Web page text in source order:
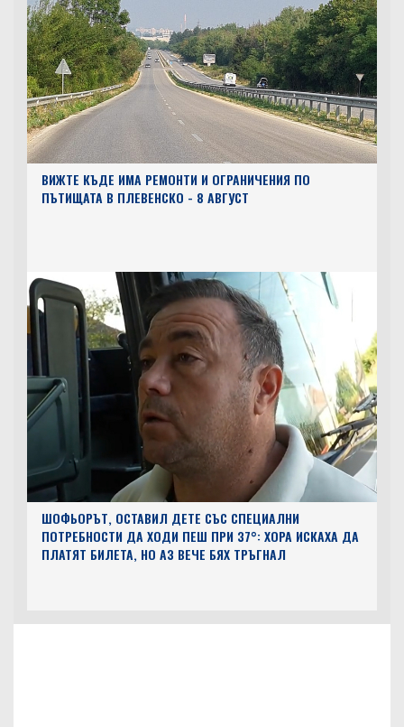
ВИЖТЕ КЪДЕ ИМА РЕМОНТИ И ОГРАНИЧЕНИЯ ПО
ПЪТИЩАТА В ПЛЕВЕНСКО - 8 АВГУСТ
ШОФЬОРЪТ, ОСТАВИЛ ДЕТЕ СЪС СПЕЦИАЛНИ
ПОТРЕБНОСТИ ДА ХОДИ ПЕШ ПРИ 37°: ХОРА ИСКАХА ДА
ПЛАТЯТ БИЛЕТА, НО АЗ ВЕЧЕ БЯХ ТРЪГНАЛ